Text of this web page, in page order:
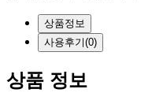
상품정보
사용후기(0)
상품 정보